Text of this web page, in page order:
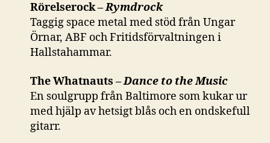
Rörelserock –Rymdrock
Taggig space metal med stöd från Ungar
Örnar, ABF och Fritidsförvaltningen i
Hallstahammar.
The Whatnauts –Dance to the Music
En soulgrupp från Baltimore som kukar ur
med hjälp av hetsigt blås och en ondskefull
gitarr.